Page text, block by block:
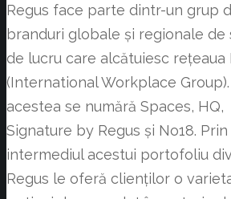
Regus face parte dintr-un grup
branduri globale și regionale de
de lucru care alcătuiesc rețeaua
(International Workplace
acestea se numără Spaces, HQ,
Signature by Regus și No18. Prin
intermediul acestui portofoliu
Regus le oferă clienților o